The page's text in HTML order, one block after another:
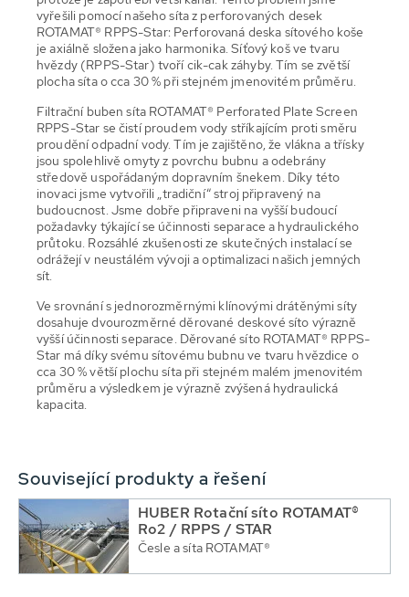
vyřešili pomocí našeho síta z perforovaných desek
ROTAMAT® RPPS-Star: Perforovaná deska sítového koše
je axiálně složena jako harmonika. Síťový koš ve tvaru
hvězdy (RPPS-Star) tvoří cik-cak záhyby. Tím se zvětší
plocha síta o cca 30 % při stejném jmenovitém průměru.
Filtrační buben síta ROTAMAT® Perforated Plate Screen
RPPS-Star se čistí proudem vody stříkajícím proti směru
proudění odpadní vody. Tím je zajištěno, že vlákna a třísky
jsou spolehlivě omyty z povrchu bubnu a odebrány
středově uspořádaným dopravním šnekem. Díky této
inovaci jsme vytvořili „tradiční“ stroj připravený na
budoucnost. Jsme dobře připraveni na vyšší budoucí
požadavky týkající se účinnosti separace a hydraulického
průtoku. Rozsáhlé zkušenosti ze skutečných instalací se
odrážejí v neustálém vývoji a optimalizaci našich jemných
sít.
Ve srovnání s jednorozměrnými klínovými drátěnými síty
dosahuje dvourozměrné děrované deskové síto výrazně
vyšší účinnosti separace. Děrované síto ROTAMAT® RPPS-
Star má díky svému sítovému bubnu ve tvaru hvězdice o
cca 30 % větší plochu síta při stejném malém jmenovitém
průměru a výsledkem je výrazně zvýšená hydraulická
kapacita.
Související produkty a řešení
HUBER Rotační síto ROTAMAT®
Ro2 / RPPS / STAR
Česle a síta ROTAMAT®